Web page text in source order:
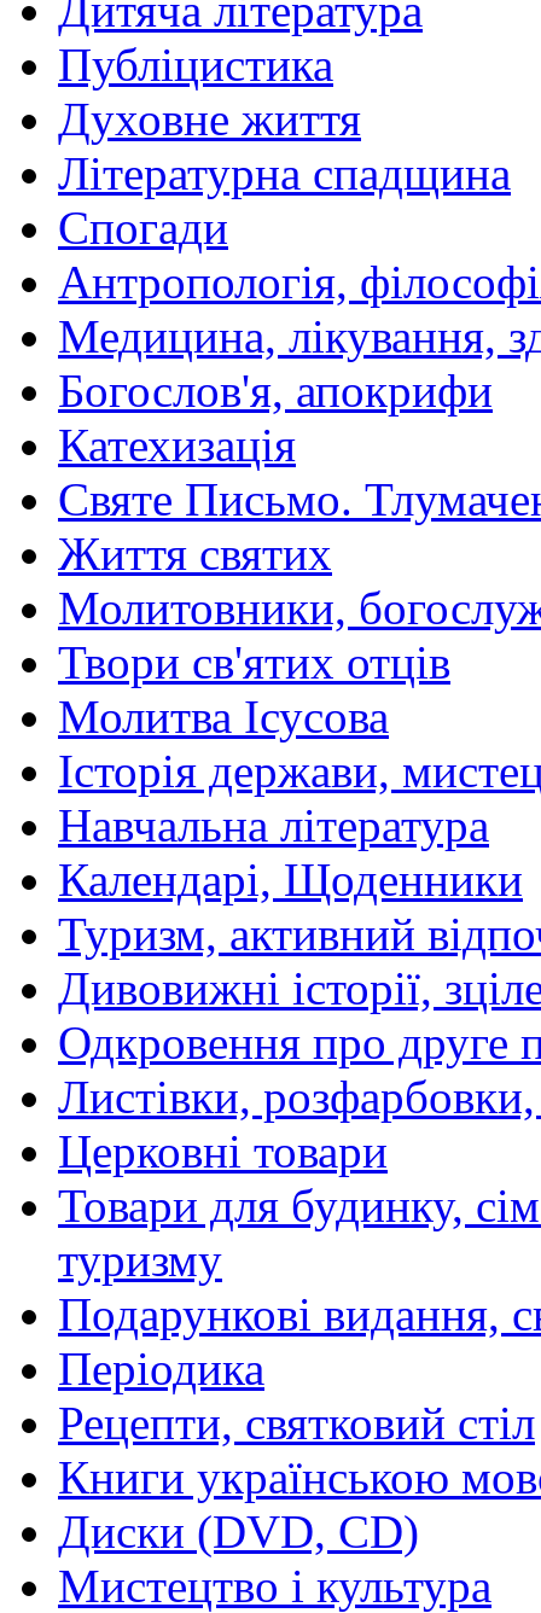
Публіцистика
Духовне життя
Літературна спадщина
Спогади
Антропологія,
Медицина, лікування,
Богослов'я, апокрифи
Катехизація
Святе Письмо.
Життя святих
Молитовники,
Твори св'ятих отців
Молитва Ісусова
Історія держави,
Навчальна література
Календарі, Щоденники
Туризм, активний
Дивовижні історії,
Одкровення про друге
Листівки,
Церковні товари
Товари для будинку,
туризму
Подарункові видання,
Періодика
Рецепти, святковий стіл
Книги українською
Диски (DVD, CD)
Мистецтво і культура